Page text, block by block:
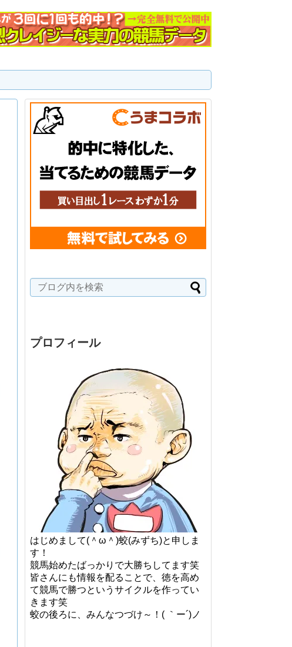
プロフィール
はじめまして(＾ω＾)蛟(みずち)と申しま
す！
競馬始めたばっかりで大勝ちしてます笑
皆さんにも情報を配ることで、徳を高め
て競馬で勝つというサイクルを作ってい
きます笑
蛟の後ろに、みんなつづけ～！( ｀ー´)ノ